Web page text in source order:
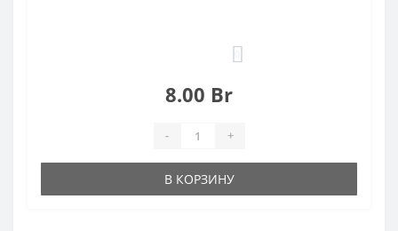
8.00 Br
- +
В КОРЗИНУ